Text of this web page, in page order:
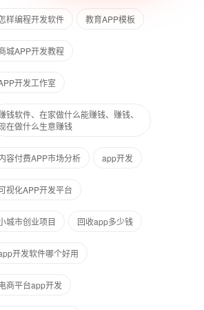
样编程开发软件 教育APP模板
城APP开发教程
开发工作室
钱软件、在家做什么能赚钱、赚钱、
在做什么生意赚钱
容付费APP市场分析 app开发
视化APP开发平台
城市创业项目 回收app多少钱
开发软件哪个好用
商平台app开发